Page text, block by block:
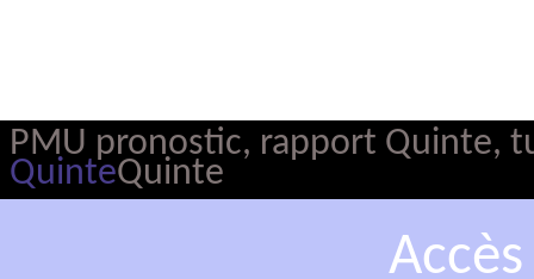
PMU pronostic, rapport Quinte,
QuinteQuinte